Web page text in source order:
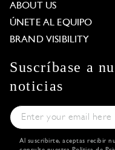
ABOUT US
ÚNETE AL EQUIPO
BRAND VISIBILITY
Suscríbase a
noticias
Al suscribirte, aceptas recibir